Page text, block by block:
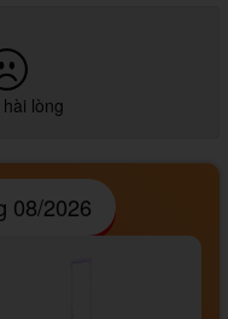
lòng
08/2026